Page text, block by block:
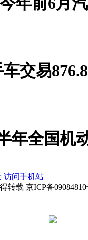
交易
年全国机
访问手机站
转载 京ICP备09084810